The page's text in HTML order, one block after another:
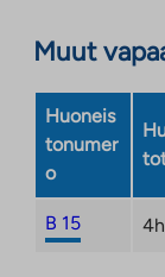
Muut
Huoneis
tonumer
o
B 15